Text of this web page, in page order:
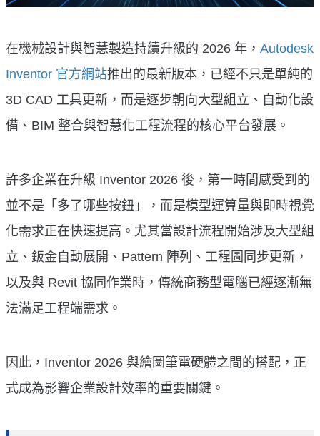
在機械設計與智慧製造持續升級的 2026 年， Autodesk
Inventor 官方網站推出的最新版本，已經不只是單純的
3D CAD 工具更新，而是逐步朝向大型組立、自動化設
備、BIM 整合與智慧化工程流程的核心平台發展。
許多企業在升級 Inventor 2026 後，第一時間感受到的
並不是「多了哪些按鈕」，而是模型運算量與即時視覺
化需求正在快速提高。尤其當設計流程開始涉及大型組
立、鈑金自動展開、Pattern 陣列、工程圖同步更新，
以及與 Revit 協同作業時，傳統商務型電腦已經逐漸無
法滿足工程端需求。
因此，Inventor 2026 與繪圖筆電硬體之間的搭配，正
式成為影響企業設計效率的重要關鍵。